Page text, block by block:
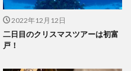
2022年12月12日
二日目のクリスマスツアーは初富
戸！